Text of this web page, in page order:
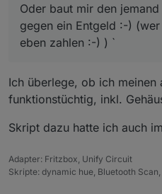
Oder baut mir den
gegen ein Entgeld :-)
eben zahlen :-) ) `
Ich überlege, ob ich meinen
funktionstüchtig, inkl.
Skript dazu hatte ich auch
Adapter: Fritzbox, Unify Circuit
Skripte: dynamic hue, Bluetooth